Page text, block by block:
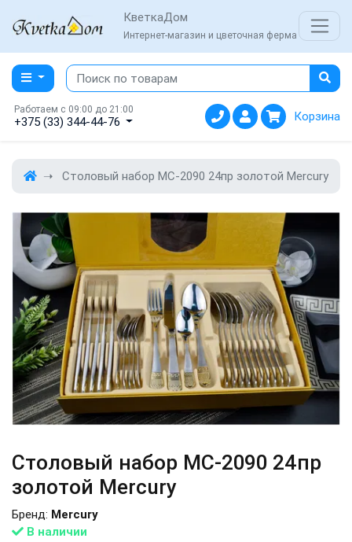
КветкаДом
Интернет-магазин и цветочная ферма
Работаем с 09:00 до 21:00
+375 (33) 344-44-76 Корзина
Столовый набор MC-2090 24пр золотой Mercury
Столовый набор MC-2090 24пр
золотой Mercury
В наличии
Бренд: Mercury